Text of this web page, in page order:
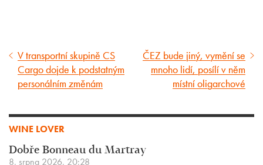
Předcházející
článek
V transportní skupině CS
Cargo dojde k podstatným
personálním změnám
Následující
článek
ČEZ bude jiný, vymění se
mnoho lidí, posílí v něm
místní oligarchové
WINE LOVER
Dobře Bonneau du Martray
8. srpna 2026, 20:28